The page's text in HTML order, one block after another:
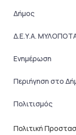
Δήμος
Δ.Ε.Υ.Α.
Ενημέρωση
Περιήγηση στο
Πολιτισμός
Πολιτική